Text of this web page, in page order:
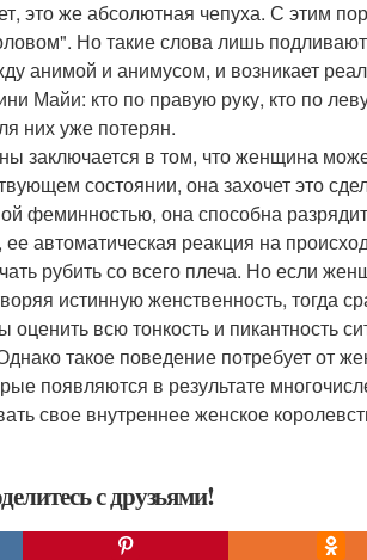
это же абсолютная чепуха. С этим
Но такие слова лишь
анимой и анимусом, и возникает
Майи: кто по правую руку, кто по
них уже потерян.
заключается в том, что женщина
состоянии, она захочет это
феминностью, она способна
ее автоматическая реакция на
рубить со всего плеча. Но если
истинную женственность, тогда
всю тонкость и пикантность
такое поведение потребует от
появляются в результате
свое внутреннее женское
с друзьями!